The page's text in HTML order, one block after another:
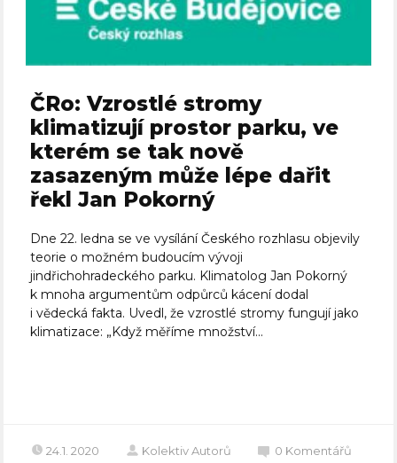
ČRo: Vzrostlé stromy
klimatizují prostor parku, ve
kterém se tak nově
zasazeným může lépe dařit
řekl Jan Pokorný
Dne 22. ledna se ve vysílání Českého rozhlasu objevily
teorie o možném budoucím vývoji
jindřichohradeckého parku. Klimatolog Jan Pokorný
k mnoha argumentům odpůrců kácení dodal
i vědecká fakta. Uvedl, že vzrostlé stromy fungují jako
klimatizace: „Když měříme množství...
24.1. 2020 Kolektiv Autorů 0 Komentářů